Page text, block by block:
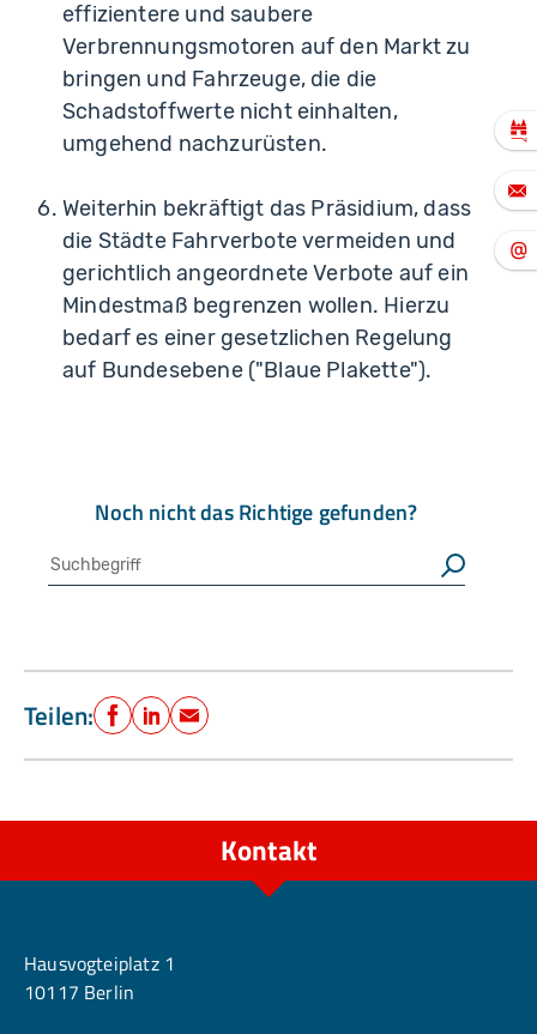
effizientere und saubere
Verbrennungsmotoren auf den Markt zu
bringen und Fahrzeuge, die die
Schadstoffwerte nicht einhalten,
umgehend nachzurüsten.
Weiterhin bekräftigt das Präsidium, dass
die Städte Fahrverbote vermeiden und
gerichtlich angeordnete Verbote auf ein
Mindestmaß begrenzen wollen. Hierzu
bedarf es einer gesetzlichen Regelung
auf Bundesebene ("Blaue Plakette").
Noch nicht das Richtige gefunden?
Suche Suchen
Teilen: Facebook
LinkedIn
E-Mail
Kontakt
Hausvogteiplatz 1
10117 Berlin